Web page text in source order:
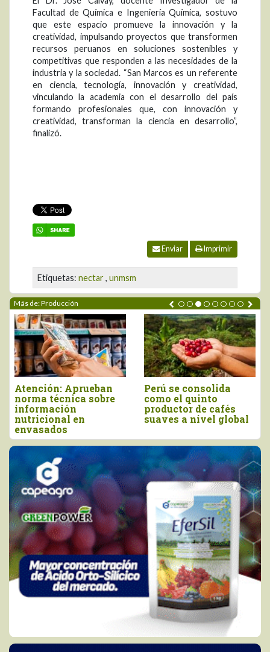
Facultad de Química e Ingeniería Química, sostuvo
que este espacio promueve la innovación y la
creatividad, impulsando proyectos que transformen
recursos peruanos en soluciones sostenibles y
competitivas que responden a las necesidades de la
industria y la sociedad. “San Marcos es un referente
en ciencia, tecnología, innovación y creatividad,
vinculando la academia con el desarrollo del país
formando profesionales que, con innovación y
creatividad, transforman la ciencia en desarrollo”,
finalizó.
Enviar Imprimir
Etiquetas: nectar, unmsm
Más de: Producción
Producción peruana
de orégano alcanzó
las 13.935 toneladas
en 2025
Morropón: Promueven
elaboración de abono
orgánico para mejorar
la producción agrícola